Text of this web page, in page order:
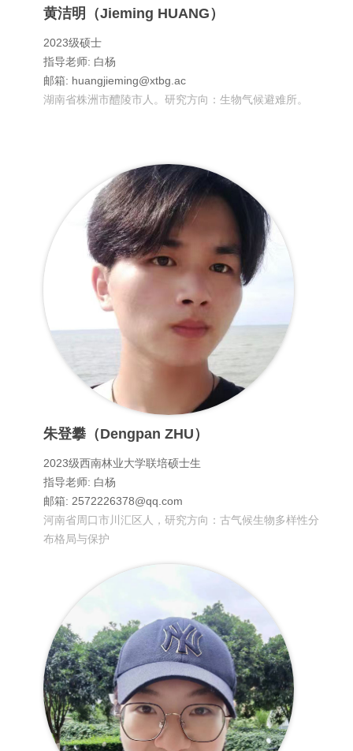
黄洁明（Jieming HUANG）
2023级硕士
指导老师: 白杨
邮箱: huangjieming@xtbg.ac
湖南省株洲市醴陵市人。研究方向：生物气候避难所。
朱登攀（Dengpan ZHU）
2023级西南林业大学联培硕士生
指导老师: 白杨
邮箱: 2572226378@qq.com
河南省周口市川汇区人，研究方向：古气候生物多样性分
布格局与保护